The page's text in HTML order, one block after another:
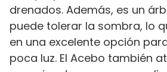
drenados. Además, es un
puede tolerar la sombra, lo
en una excelente opción
poca luz. El Acebo también